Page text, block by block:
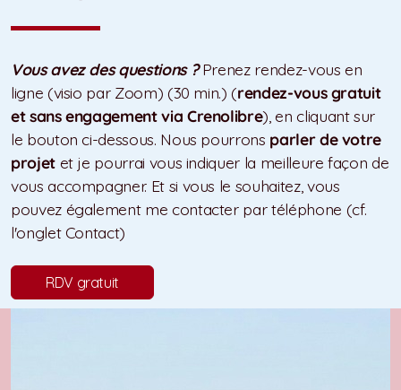
Vous avez des questions ?Prenez rendez-vous en
ligne (visio par Zoom) (30 min.) (rendez-vous gratuit
et sans engagement via Crenolibre), en cliquant sur
le bouton ci-dessous. Nous pourrons parler de votre
projetet je pourrai vous indiquer la meilleure façon de
vous accompagner. Et si vous le souhaitez, vous
pouvez également me contacter par téléphone (cf.
l'onglet Contact)
RDV gratuit